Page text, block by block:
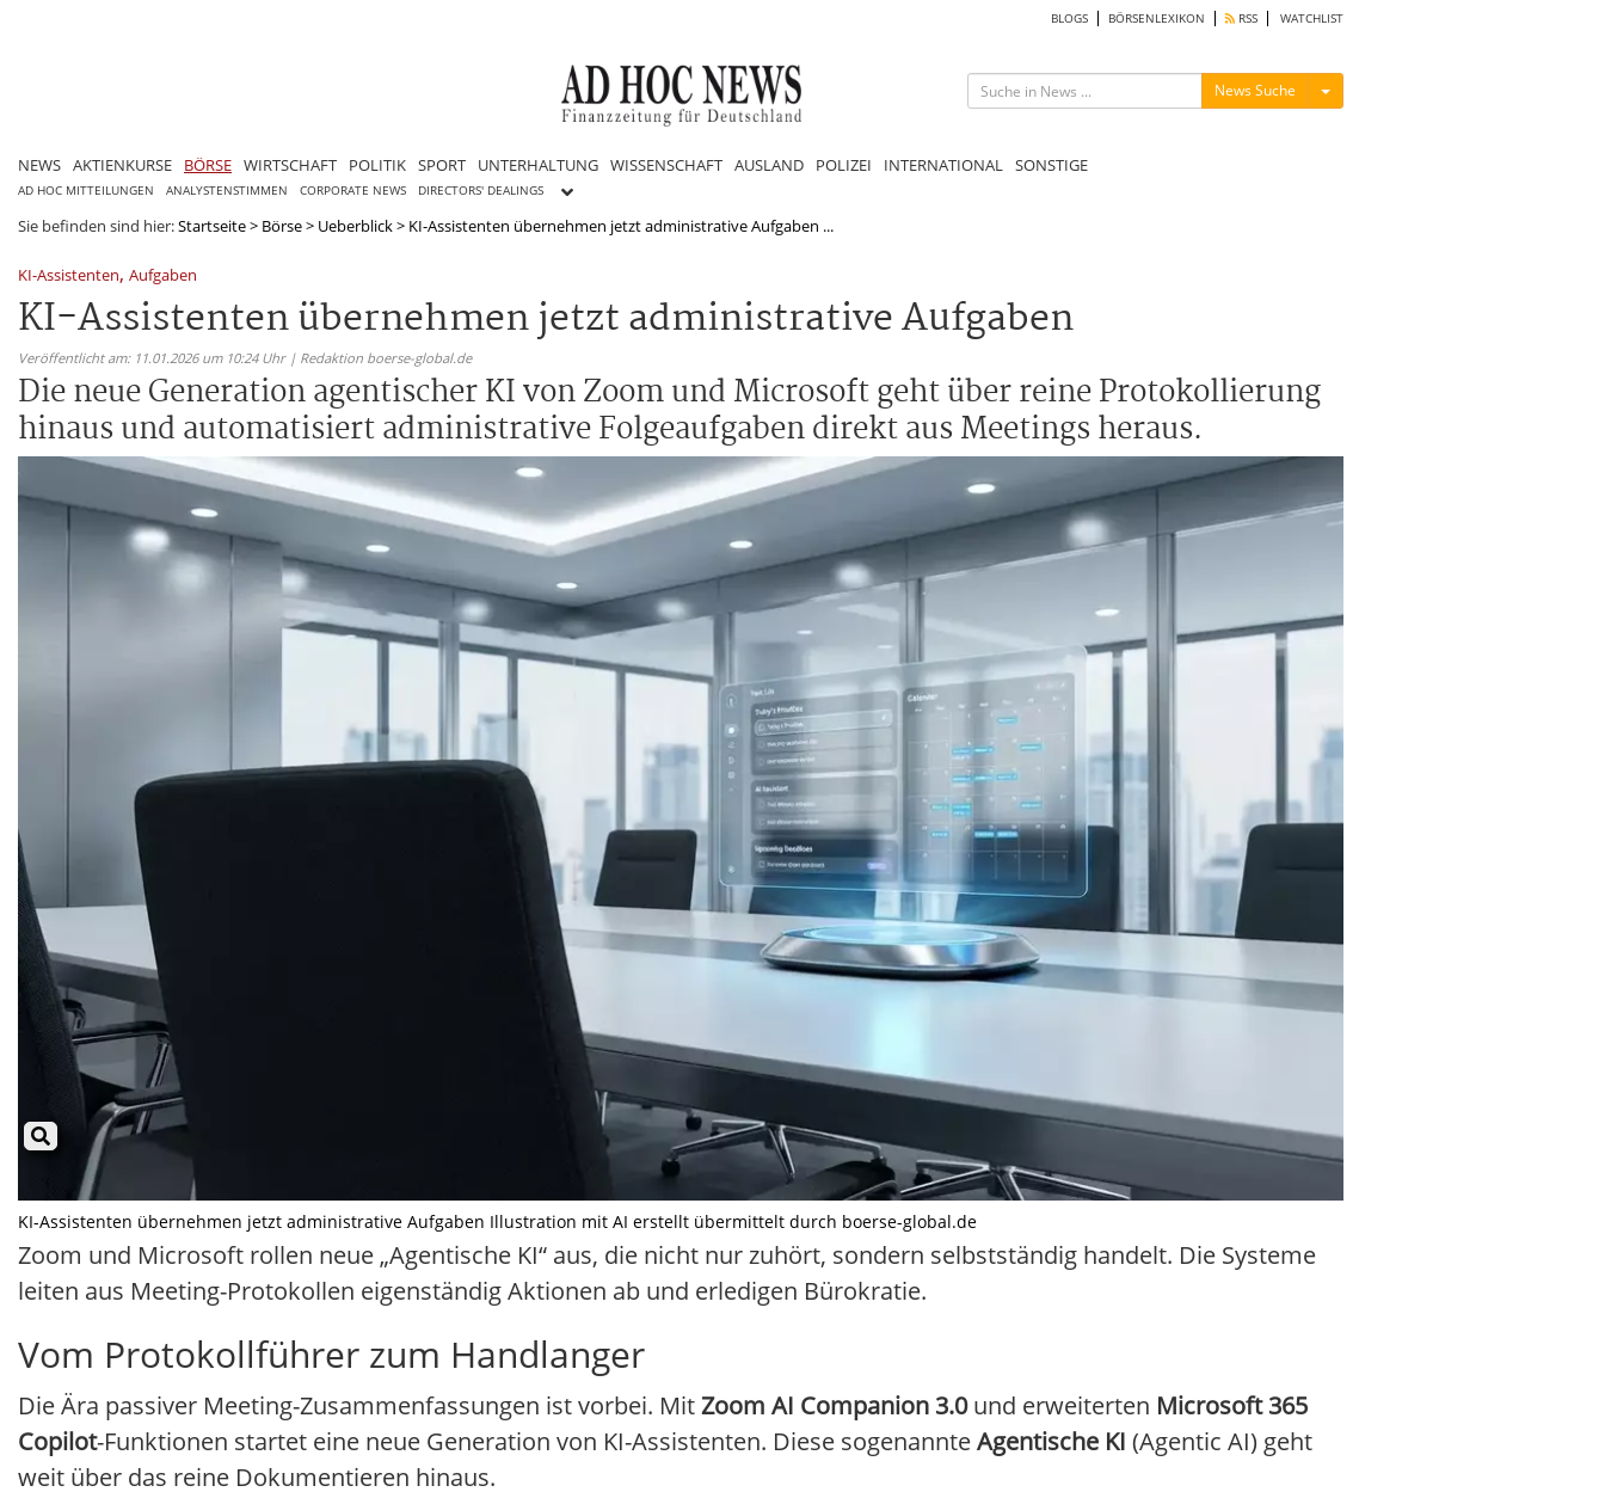
BLOGS BÖRSENLEXIKON RSS WATCHLIST
News Suche Menü ein-/ausblenden
NEWS AKTIENKURSE BÖRSE WIRTSCHAFT POLITIK SPORT UNTERHALTUNG WISSENSCHAFT AUSLAND POLIZEI INTERNATIONAL SONSTIGE
AD HOC MITTEILUNGEN ANALYSTENSTIMMEN CORPORATE NEWS DIRECTORS' DEALINGS
Sie befinden sind hier:Startseite> Börse> Ueberblick> KI-Assistenten übernehmen jetzt administrative Aufgaben ...
KI-Assistenten, Aufgaben
KI-Assistenten übernehmen jetzt administrative Aufgaben
Veröffentlicht am: 11.01.2026 um 10:24 Uhr | Redaktion boerse-global.de
Die neue Generation agentischer KI von Zoom und Microsoft geht über reine Protokollierung
hinaus und automatisiert administrative Folgeaufgaben direkt aus Meetings heraus.
KI-Assistenten übernehmen jetzt administrative Aufgaben Illustration mit AI erstellt übermittelt durch boerse-global.de
Zoom und Microsoft rollen neue „Agentische KI“ aus, die nicht nur zuhört, sondern selbstständig handelt. Die Systeme
leiten aus Meeting-Protokollen eigenständig Aktionen ab und erledigen Bürokratie.
Vom Protokollführer zum Handlanger
Die Ära passiver Meeting-Zusammenfassungen ist vorbei. MitZoom AI Companion 3.0und erweiterten Microsoft 365
Copilot-Funktionen startet eine neue Generation von KI-Assistenten. Diese sogenannteAgentische KI (Agentic AI) geht
weit über das reine Dokumentieren hinaus.